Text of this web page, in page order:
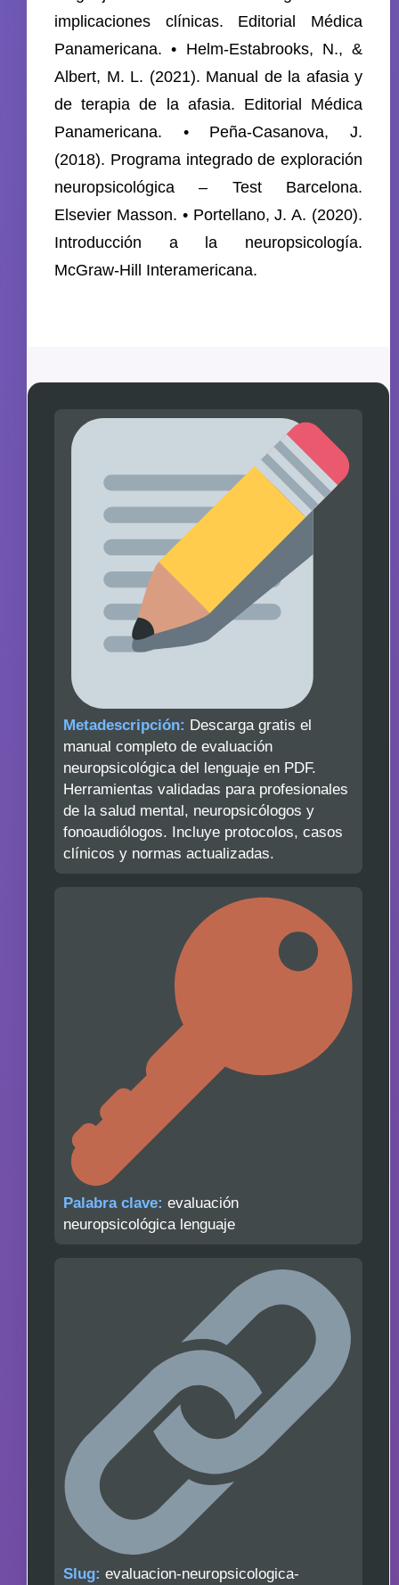
implicaciones clínicas. Editorial Médica
Panamericana. • Helm-Estabrooks, N., &
Albert, M. L. (2021). Manual de la afasia y
de terapia de la afasia. Editorial Médica
Panamericana. • Peña-Casanova, J.
(2018). Programa integrado de exploración
neuropsicológica – Test Barcelona.
Elsevier Masson. • Portellano, J. A. (2020).
Introducción a la neuropsicología.
McGraw-Hill Interamericana.
Metadescripción: Descarga gratis el
manual completo de evaluación
neuropsicológica del lenguaje en PDF.
Herramientas validadas para profesionales
de la salud mental, neuropsicólogos y
fonoaudiólogos. Incluye protocolos, casos
clínicos y normas actualizadas.
Palabra clave: evaluación
neuropsicológica lenguaje
Slug: evaluacion-neuropsicologica-